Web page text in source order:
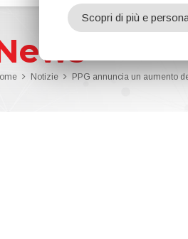
Notizie PPG annuncia un aumento
Scopri di più e